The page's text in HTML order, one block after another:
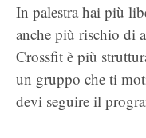
In palestra hai più
anche più rischio di
Crossfit è più
un gruppo che ti
devi seguire il